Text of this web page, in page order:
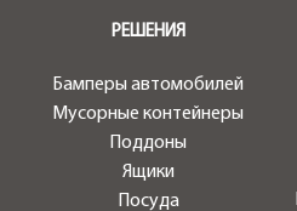
РЕШЕНИЯ
Бамперы автомобилей
Мусорные контейнеры
Поддоны
Ящики
Посуда